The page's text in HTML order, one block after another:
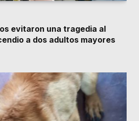
evitaron una tragedia al
a dos adultos mayores